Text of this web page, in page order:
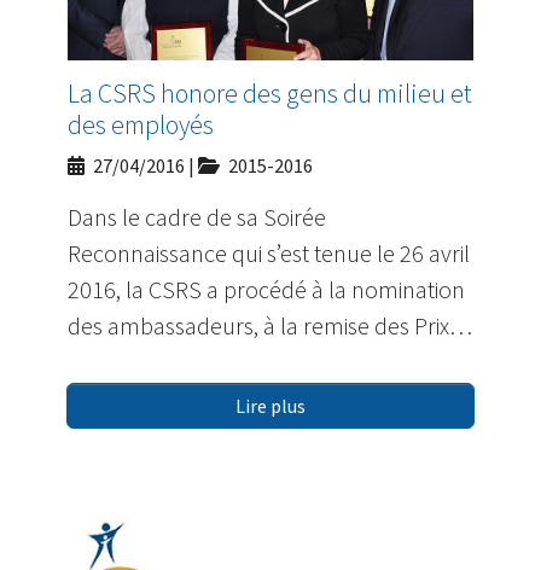
La CSRS honore des gens du milieu et
des employés
27/04/2016 | 2015-2016
Dans le cadre de sa Soirée
Reconnaissance qui s’est tenue le 26 avril
2016, la CSRS a procédé à la nomination
des ambassadeurs, à la remise des Prix…
Lire plus